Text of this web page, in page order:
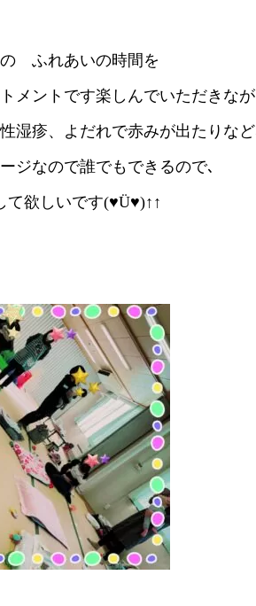
ふれあいの時間を
メントです楽しんでいただきな
湿疹、よだれで赤みが出たりな
ジなので誰でもできるので､
て欲しいです(♥Ü♥)↑↑